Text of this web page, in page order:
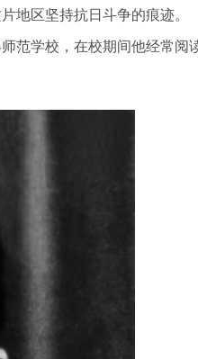
地区坚持抗日斗争的痕迹。
范学校，在校期间他经常阅